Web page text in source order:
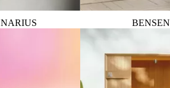
BENSEN